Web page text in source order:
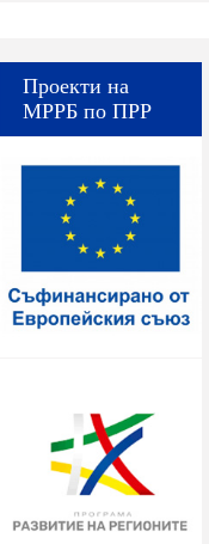
Проекти на
МРРБ по ПРР